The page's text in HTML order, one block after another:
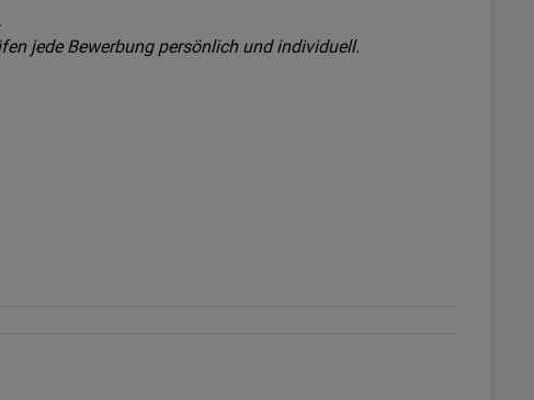
jede Bewerbung persönlich und individuell.